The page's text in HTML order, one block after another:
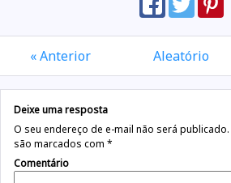
« Anterior Aleatório
Deixe uma resposta
O seu endereço de e-mail não será publicado.
são marcados com *
Comentário